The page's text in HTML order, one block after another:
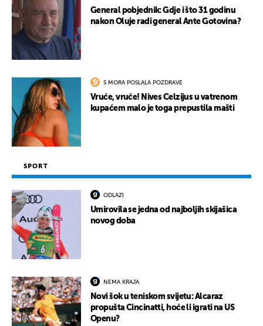
General pobjednik: Gdje i što 31 godinu
nakon Oluje radi general Ante Gotovina?
S MORA POSLALA POZDRAVE
Vruće, vruće! Nives Celzijus u vatrenom
kupaćem malo je toga prepustila mašti
SPORT
ODLAZI
Umirovila se jedna od najboljih skijašica
novog doba
NEMA KRAJA
Novi šok u teniskom svijetu: Alcaraz
propušta Cincinatti, hoće li igrati na US
Openu?